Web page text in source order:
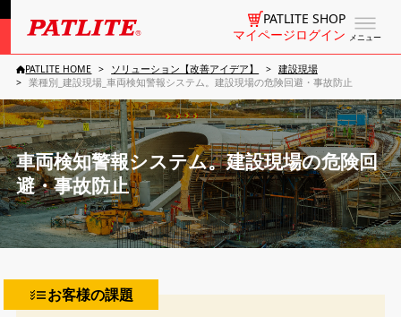
メニュー
PATLITE SHOP
マイページログイン
PATLITE HOME ソリューション【改善アイデア】
建設現場
業種別_建設現場_車両検知警報システム。建設現場の危険回避・事故防止
車両検知警報システム。建設現場の危険回
避・事故防止
お客様の課題